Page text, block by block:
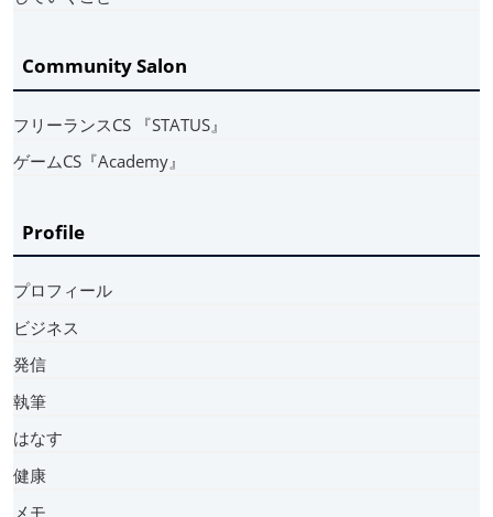
Community Salon
フリーランスCS 『STATUS』
ゲームCS『Academy』
Profile
プロフィール
ビジネス
発信
執筆
はなす
健康
メモ